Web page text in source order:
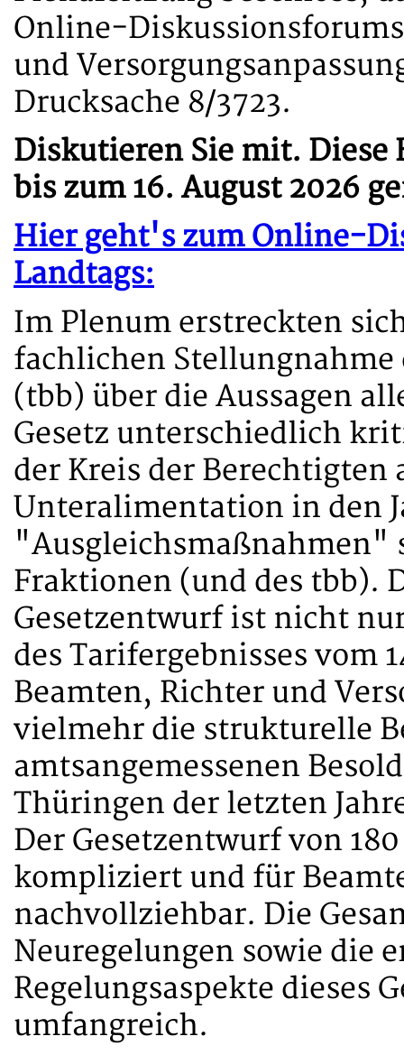
Online-
und
Drucksache 8/3723.
Diskutieren Sie mit.
bis zum 16. August 2026
Hier geht's zum Online-
Landtags:
Im Plenum erstreckten
fachlichen Stellungnahme
(tbb) über die Aussagen
Gesetz unterschiedlich
der Kreis der Berechtigten
Unteralimentation in den
"Ausgleichsmaßnahmen"
Fraktionen (und des tbb).
Gesetzentwurf ist nicht
des Tarifergebnisses vom
Beamten, Richter und
vielmehr die strukturelle
amtsangemessenen
Thüringen der letzten
Der Gesetzentwurf von
kompliziert und für
nachvollziehbar. Die
Neuregelungen sowie die
Regelungsaspekte dieses
umfangreich.